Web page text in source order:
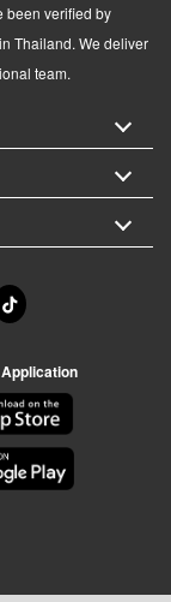
been verified by
Thailand. We deliver
team.